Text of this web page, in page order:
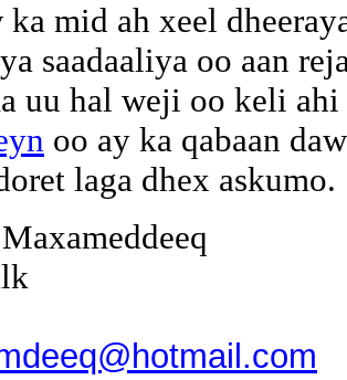
mid ah xeel
saadaaliya oo aan
uu hal weji oo keli
oo ay ka qabaan
laga dhex askumo.